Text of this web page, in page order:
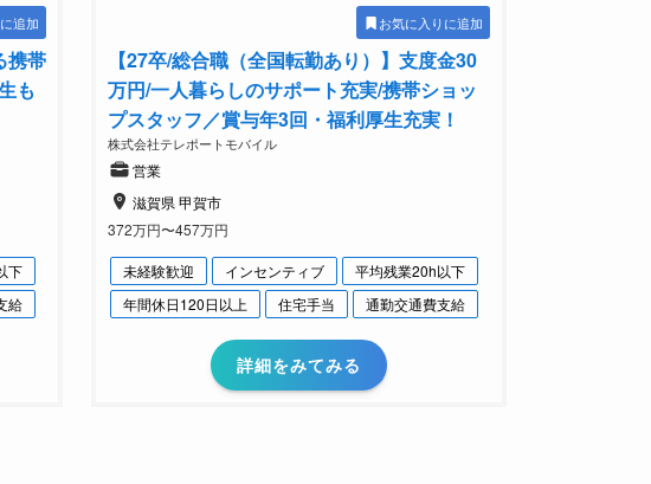
追加
携帯
も
下
給
お気に入りに追加
【27卒/総合職（全国転勤あり）】支度金30
万円/一人暮らしのサポート充実/携帯ショッ
プスタッフ／賞与年3回・福利厚生充実！
株式会社テレポートモバイル
営業
滋賀県 甲賀市
372万円〜457万円
未経験歓迎 インセンティブ
平均残業20h以下
年間休日120日以上
住宅手当 通勤交通費支給
詳細をみてみる